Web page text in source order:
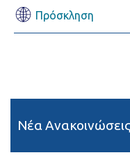
Πρόσκληση
Νέα Ανακοινώσεις